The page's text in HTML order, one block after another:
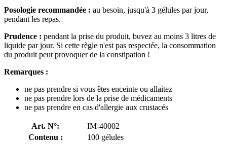
Posologie recommandée : au besoin, jusqu'à 3 gélules par jour,
pendant les repas.
Prudence : pendant la prise du produit, buvez au moins 3 litres de
liquide par jour. Si cette règle n'est pas respectée, la consommation
du produit peut provoquer de la constipation !
Remarques :
ne pas prendre si vous êtes enceinte ou allaitez
ne pas prendre lors de la prise de médicaments
ne pas prendre en cas d'allergie aux crustacés
Art. N°:
IM-40002
Contenu :
100 gélules